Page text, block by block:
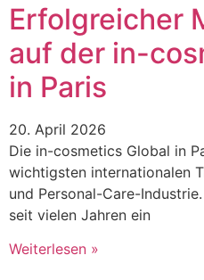
Erfolgreicher
auf der in-
in Paris
20. April 2026
Die in-cosmetics Global in
wichtigsten internationalen
und Personal-Care-
seit vielen Jahren ein
Weiterlesen »